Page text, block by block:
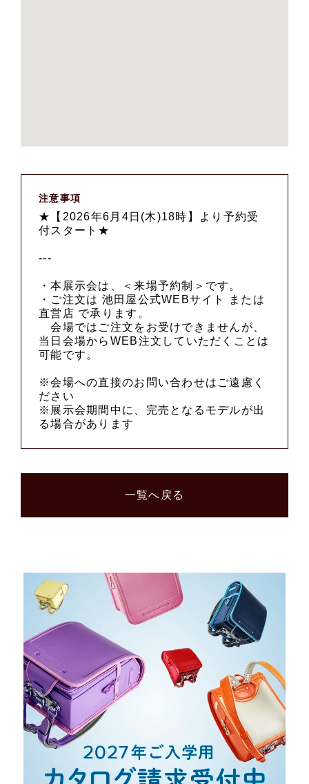
注意事項
★【2026年6月4日(木)18時】より予約受
付スタート★
---
・本展示会は、＜来場予約制＞です。
・ご注文は 池田屋公式WEBサイト または
直営店 で承ります。
会場ではご注文をお受けできませんが、
当日会場からWEB注文していただくことは
可能です。
※会場への直接のお問い合わせはご遠慮く
ださい
※展示会期間中に、完売となるモデルが出
る場合があります
一覧へ戻る